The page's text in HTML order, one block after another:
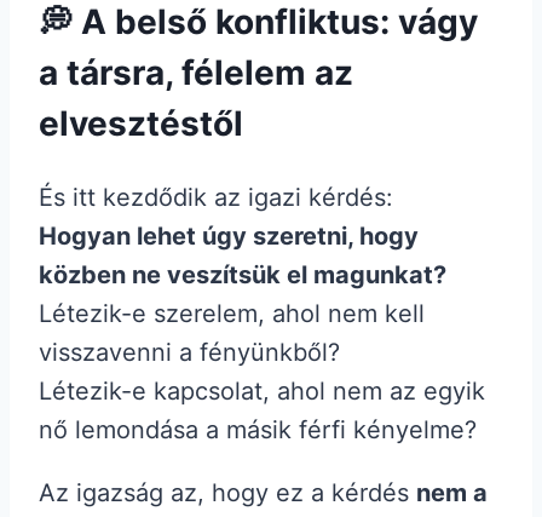
💭 A belső konfliktus: vágy
a társra, félelem az
elvesztéstől
És itt kezdődik az igazi kérdés:
Hogyan lehet úgy szeretni, hogy
közben ne veszítsük el magunkat?
Létezik-e szerelem, ahol nem kell
visszavenni a fényünkből?
Létezik-e kapcsolat, ahol nem az egyik
nő lemondása a másik férfi kényelme?
Az igazság az, hogy ez a kérdés nem a